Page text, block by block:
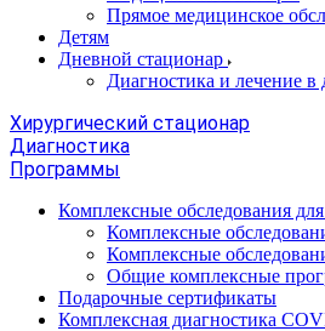
Прямое медицинское
Детям
Дневной стационар
Диагностика и лечение в
Хирургический стационар
Диагностика
Программы
Комплексные обследования
Комплексные
Комплексные
Общие комплексные
Подарочные сертификаты
Комплексная диагностика